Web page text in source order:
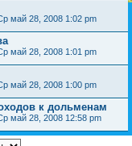
май 28, 2008 1:02 pm
май 28, 2008 1:01 pm
май 28, 2008 1:00 pm
к дольменам
май 28, 2008 12:58 pm